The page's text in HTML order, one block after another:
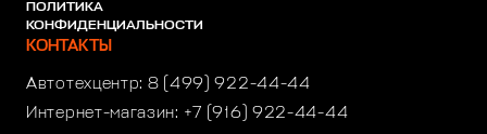
ПОЛИТИКА
КОНФИДЕНЦИАЛЬНОСТИ
КОНТАКТЫ
Автотехцентр: 8 (499) 922-44-44
Интернет-магазин: +7 (916) 922-44-44